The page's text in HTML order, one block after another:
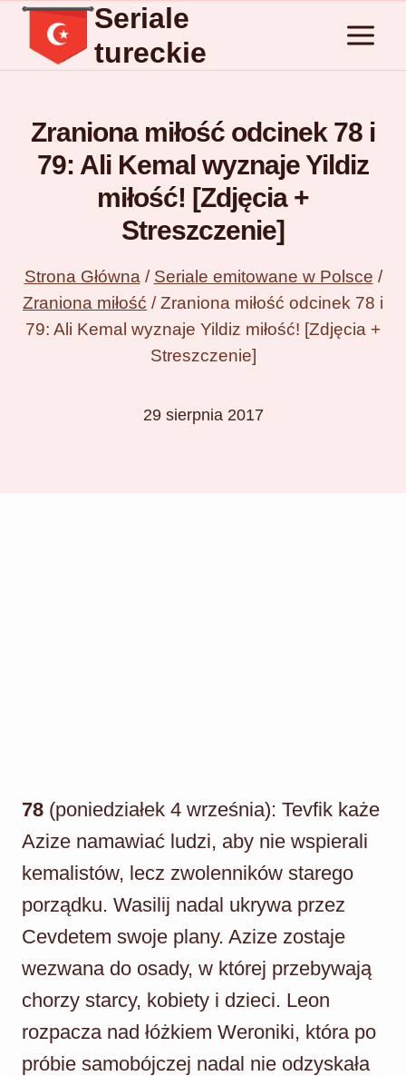
Przejdź
treści
Seriale
tureckie
Zraniona miłość odcinek 78 i
79: Ali Kemal wyznaje Yildiz
miłość! [Zdjęcia +
Streszczenie]
Strona Główna / Seriale emitowane w Polsce /
Zraniona miłość / Zraniona miłość odcinek 78 i
79: Ali Kemal wyznaje Yildiz miłość! [Zdjęcia +
Streszczenie]
29 sierpnia 2017
78 (poniedziałek 4 września): Tevfik każe
Azize namawiać ludzi, aby nie wspierali
kemalistów, lecz zwolenników starego
porządku. Wasilij nadal ukrywa przez
Cevdetem swoje plany. Azize zostaje
wezwana do osady, w której przebywają
chorzy starcy, kobiety i dzieci. Leon
rozpacza nad łóżkiem Weroniki, która po
próbie samobójczej nadal nie odzyskała